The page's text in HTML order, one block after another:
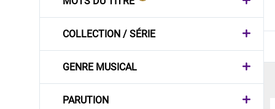
COLLECTION / SÉRIE
GENRE MUSICAL
PARUTION